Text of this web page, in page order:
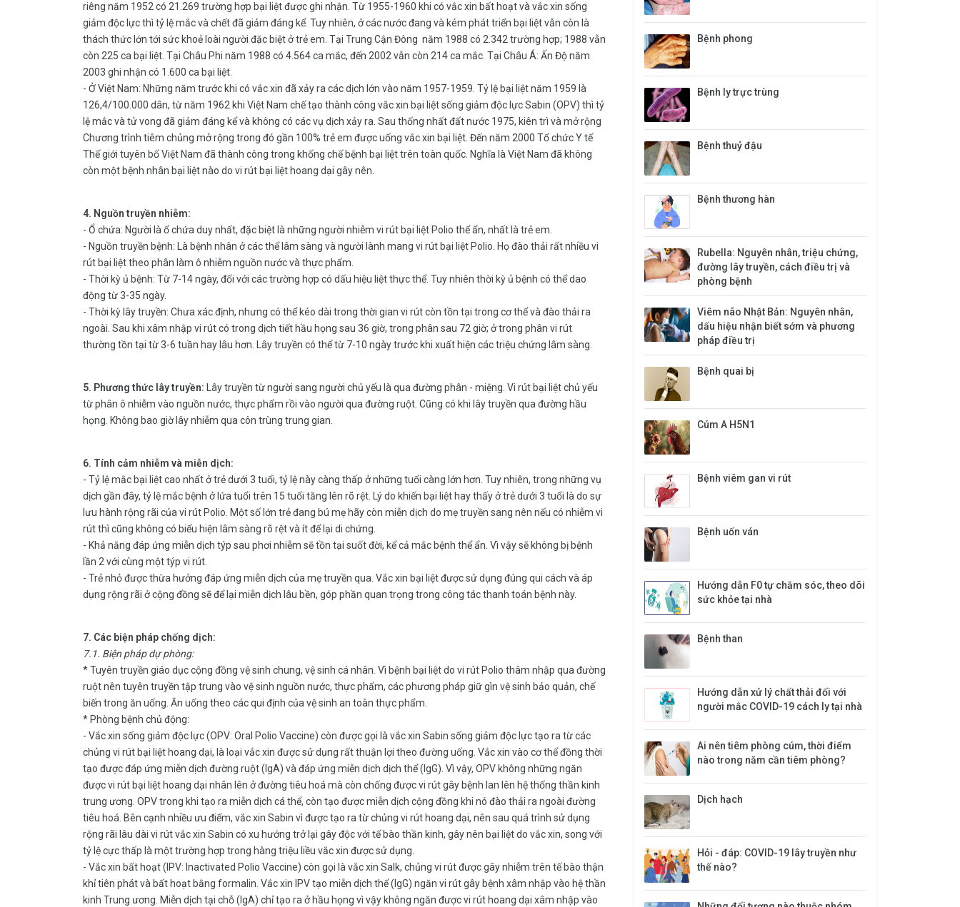
riêng năm 1952 có 21.269 trường hợp bại liệt được ghi nhận. Từ 1955-1960 khi có vắc xin bất hoạt và vắc xin sống
giảm độc lực thì tỷ lệ mắc và chết đã giảm đáng kể. Tuy nhiên, ở các nước đang và kém phát triển bại liệt vẫn còn là
thách thức lớn tới sức khoẻ loài người đặc biệt ở trẻ em. Tại Trung Cận Đông năm 1988 có 2.342 trường hợp; 1988 vẫn
còn 225 ca bại liệt. Tại Châu Phi năm 1988 có 4.564 ca mắc, đến 2002 vẫn còn 214 ca mắc. Tại Châu Á: Ấn Độ năm
2003 ghi nhận có 1.600 ca bại liệt.
- Ở Việt Nam: Những năm trước khi có vắc xin đã xảy ra các dịch lớn vào năm 1957-1959. Tỷ lệ bại liệt năm 1959 là
126,4/100.000 dân, từ năm 1962 khi Việt Nam chế tạo thành công vắc xin bại liệt sống giảm độc lực Sabin (OPV) thì tỷ
lệ mắc và tử vong đã giảm đáng kể và không có các vụ dịch xảy ra. Sau thống nhất đất nước 1975, kiên trì và mở rộng
Chương trình tiêm chủng mở rộng trong đó gần 100% trẻ em được uống vắc xin bại liệt. Đến năm 2000 Tổ chức Y tế
Thế giới tuyên bố Việt Nam đã thành công trong khống chế bệnh bại liệt trên toàn quốc. Nghĩa là Việt Nam đã không
còn một bệnh nhân bại liệt nào do vi rút bại liệt hoang dại gây nên.
4. Nguồn truyền nhiễm:
- Ổ chứa: Người là ổ chứa duy nhất, đặc biệt là những người nhiễm vi rút bại liệt Polio thể ẩn, nhất là trẻ em.
- Nguồn truyền bệnh: Là bệnh nhân ở các thể lâm sàng và người lành mang vi rút bại liệt Polio. Họ đào thải rất nhiều vi
rút bại liệt theo phân làm ô nhiễm nguồn nước và thực phẩm.
- Thời kỳ ủ bệnh: Từ 7-14 ngày, đối với các trường hợp có dấu hiệu liệt thực thể. Tuy nhiên thời kỳ ủ bệnh có thể dao
động từ 3-35 ngày.
- Thời kỳ lây truyền: Chưa xác định, nhưng có thể kéo dài trong thời gian vi rút còn tồn tại trong cơ thể và đào thải ra
ngoài. Sau khi xâm nhập vi rút có trong dịch tiết hầu họng sau 36 giờ, trong phân sau 72 giờ; ở trong phân vi rút
thường tồn tại từ 3-6 tuần hay lâu hơn. Lây truyền có thể từ 7-10 ngày trước khi xuất hiện các triệu chứng lâm sàng.
5. Phương thức lây truyền:
Lây truyền từ người sang người chủ yếu là qua đường phân - miệng. Vi rút bại liệt chủ yếu
từ phân ô nhiễm vào nguồn nước, thực phẩm rồi vào người qua đường ruột. Cũng có khi lây truyền qua đường hầu
họng. Không bao giờ lây nhiễm qua côn trùng trung gian.
6. Tính cảm nhiễm và miễn dịch:
- Tỷ lệ mắc bại liệt cao nhất ở trẻ dưới 3 tuổi, tỷ lệ này càng thấp ở những tuổi càng lớn hơn. Tuy nhiên, trong những vụ
dịch gần đây, tỷ lệ mắc bệnh ở lứa tuổi trên 15 tuổi tăng lên rõ rệt. Lý do khiến bại liệt hay thấy ở trẻ dưới 3 tuổi là do sự
lưu hành rộng rãi của vi rút Polio. Một số lớn trẻ đang bú mẹ hãy còn miễn dịch do mẹ truyền sang nên nếu có nhiễm vi
rút thì cũng không có biểu hiện lâm sàng rõ rệt và ít để lại di chứng.
- Khả năng đáp ứng miễn dịch týp sau phơi nhiễm sẽ tồn tại suốt đời, kể cả mắc bệnh thể ẩn. Vì vậy sẽ không bị bệnh
lần 2 với cùng một týp vi rút.
- Trẻ nhỏ được thừa hưởng đáp ứng miễn dịch của mẹ truyền qua. Vắc xin bại liệt được sử dụng đúng qui cách và áp
dụng rộng rãi ở cộng đồng sẽ để lại miễn dịch lâu bền, góp phần quan trọng trong công tác thanh toán bệnh này.
7. Các biện pháp chống dịch:
7.1. Biện pháp dự phòng:
* Tuyên truyền giáo dục cộng đồng vệ sinh chung, vệ sinh cá nhân. Vì bệnh bại liệt do vi rút Polio thâm nhập qua đường
ruột nên tuyên truyền tập trung vào vệ sinh nguồn nước, thực phẩm, các phương pháp giữ gìn vệ sinh bảo quản, chế
biến trong ăn uống. Ăn uống theo các qui định của vệ sinh an toàn thực phẩm.
* Phòng bệnh chủ động:
- Vắc xin sống giảm độc lực (OPV: Oral Polio Vaccine) còn được gọi là vắc xin Sabin sống giảm độc lực tạo ra từ các
chủng vi rút bại liệt hoang dại, là loại vắc xin được sử dụng rất thuận lợi theo đường uống. Vắc xin vào cơ thể đồng thời
tạo được đáp ứng miễn dịch đường ruột (IgA) và đáp ứng miễn dịch dịch thể (IgG). Vì vậy, OPV không những ngăn
được vi rút bại liệt hoang dại nhân lên ở đường tiêu hoá mà còn chống được vi rút gây bệnh lan lên hệ thống thần kinh
trung ương. OPV trong khi tạo ra miễn dịch cá thể, còn tạo được miễn dịch cộng đồng khi nó đào thải ra ngoài đường
tiêu hoá. Bên cạnh nhiều ưu điểm, vắc xin Sabin vì được tạo ra từ chủng vi rút hoang dại, nên sau quá trình sử dụng
rộng rãi lâu dài vi rút vắc xin Sabin có xu hướng trở lại gây độc với tế bào thần kinh, gây nên bại liệt do vắc xin, song với
tỷ lệ cực thấp là một trường hợp trong hàng triệu liều vắc xin được sử dụng.
- Vắc xin bất hoạt (IPV: Inactivated Polio Vaccine) còn gọi là vắc xin Salk, chủng vi rút được gây nhiễm trên tế bào thận
khỉ tiên phát và bất hoạt bằng formalin. Vắc xin IPV tạo miễn dịch thể (IgG) ngăn vi rút gây bệnh xâm nhập vào hệ thần
kinh Trung ương. Miễn dịch tại chỗ (IgA) chỉ tạo ra ở hầu họng vì vậy không ngăn được vi rút hoang dại xâm nhập vào
Bệnh phong
Bệnh ly trực trùng
Bệnh thuỷ đậu
Bệnh thương hàn
Rubella: Nguyên nhân, triệu chứng,
đường lây truyền, cách điều trị và
phòng bệnh
Viêm não Nhật Bản: Nguyên nhân,
dấu hiệu nhận biết sớm và phương
pháp điều trị
Bệnh quai bị
​Cúm A H5N1
Bệnh viêm gan vi rút
Bệnh uốn ván
Hướng dẫn F0 tự chăm sóc, theo dõi
sức khỏe tại nhà
Bệnh than
Hướng dẫn xử lý chất thải đối với
người mắc COVID-19 cách ly tại nhà
Ai nên tiêm phòng cúm, thời điểm
nào trong năm cần tiêm phòng?
​Dịch hạch
Hỏi - đáp: COVID-19 lây truyền như
thế nào?